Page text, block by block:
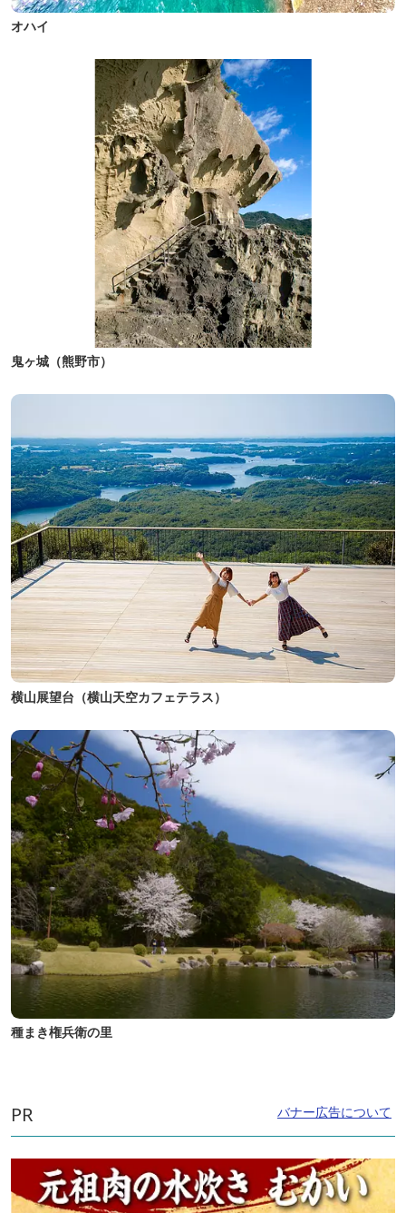
オハイ
鬼ヶ城（熊野市）
横山展望台（横山天空カフェテラス）
種まき権兵衛の里
PR バナー広告について